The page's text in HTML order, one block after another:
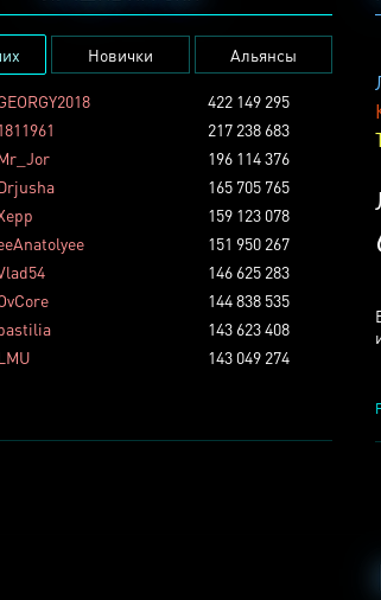
Новички Альянсы
422 149 295
217 238 683
196 114 376
165 705 765
159 123 078
151 950 267
146 625 283
144 838 535
143 623 408
143 049 274